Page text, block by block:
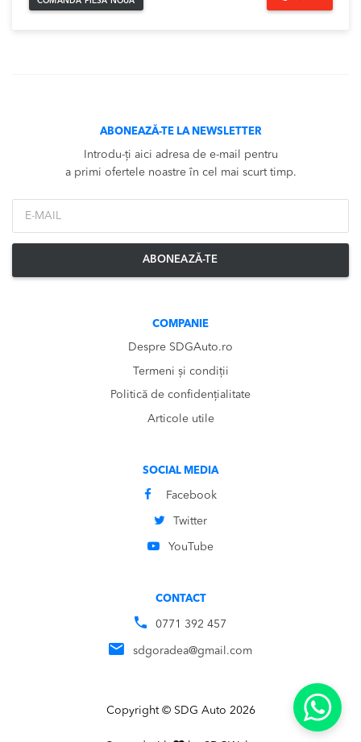
ABONEAZĂ-TE LA NEWSLETTER
Introdu-ți aici adresa de e-mail pentru
a primi ofertele noastre în cel mai scurt timp.
ABONEAZĂ-TE
COMPANIE
Despre SDGAuto.ro
Termeni și condiții
Politică de confidențialitate
Articole utile
SOCIAL MEDIA
Facebook
Twitter
YouTube
CONTACT
0771 392 457
sdgoradea@gmail.com
Copyright © SDG Auto 2026